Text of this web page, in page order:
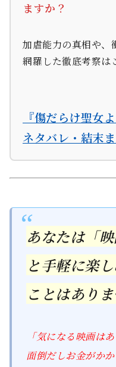
ますか？
加虐能力の真相や、
網羅した徹底考察は
『傷だらけ聖女
ネタバレ・結末
あなたは「
と手軽に楽
ことはあり
「気になる映画は
面倒だしお金がか